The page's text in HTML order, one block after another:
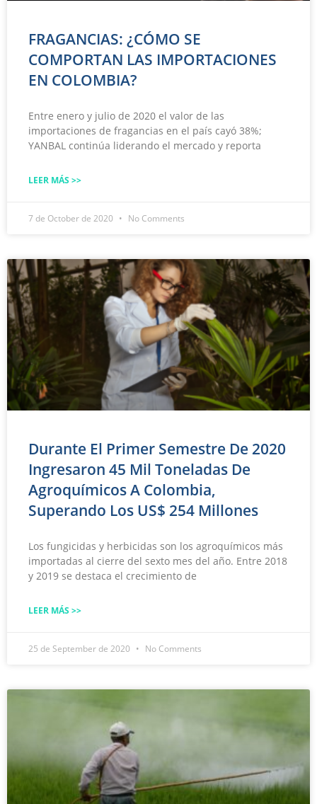
FRAGANCIAS: ¿CÓMO SE
COMPORTAN LAS IMPORTACIONES
EN COLOMBIA?
Entre enero y julio de 2020 el valor de las
importaciones de fragancias en el país cayó 38%;
YANBAL continúa liderando el mercado y reporta
LEER MÁS >>
7 de October de 2020 No Comments
Durante El Primer Semestre De 2020
Ingresaron 45 Mil Toneladas De
Agroquímicos A Colombia,
Superando Los US$ 254 Millones
Los fungicidas y herbicidas son los agroquímicos más
importadas al cierre del sexto mes del año. Entre 2018
y 2019 se destaca el crecimiento de
LEER MÁS >>
25 de September de 2020 No Comments